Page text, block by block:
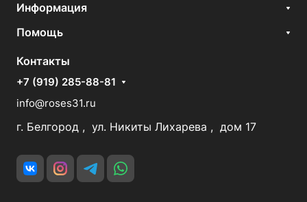
Информация
Помощь
Контакты
+7 (919) 285-88-81
info@roses31.ru
г. Белгород , ул. Никиты Лихарева , дом 17